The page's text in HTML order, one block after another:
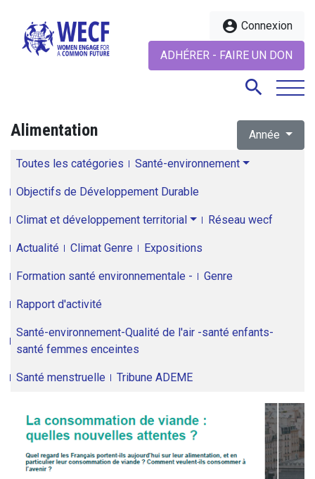
account_circle Connexion
ADHÉRER - FAIRE UN DON
search
Alimentation Année
Toutes les catégories Santé-environnement
Objectifs de Développement Durable
Climat et développement territorial Réseau wecf
Actualité Climat Genre Expositions
Formation santé environnementale - Genre
Rapport d'activité
Santé-environnement-Qualité de l'air -santé enfants-
santé femmes enceintes
Santé menstruelle Tribune ADEME